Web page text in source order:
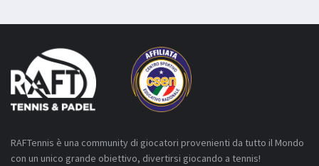
RAFTennis è una community di giocatori provenienti da tutto il Mondo
con un unico grande obiettivo, divertirsi giocando a tennis!